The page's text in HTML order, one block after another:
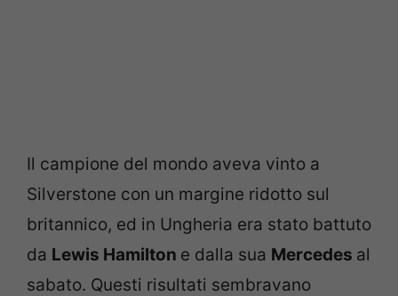
Il campione del mondo aveva vinto a
Silverstone con un margine ridotto sul
britannico, ed in Ungheria era stato battuto
da Lewis Hamilton e dalla sua Mercedes al
sabato. Questi risultati sembravano